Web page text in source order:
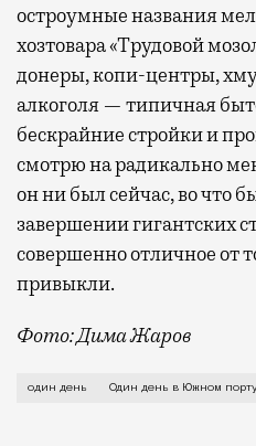
остроумные названия
хозтовара «Трудовой
донеры, копи-центры,
алкоголя — типичная
бескрайние стройки и
смотрю на радикально
он ни был сейчас, во что
завершении гигантских
совершенно отличное от
привыкли.
Фото: Дима Жаров
Волна
один день Один день в Южном порту